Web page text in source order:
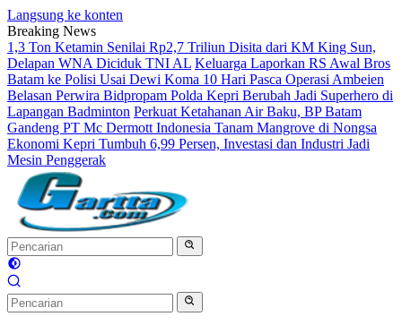
Langsung ke konten
Breaking News
1,3 Ton Ketamin Senilai Rp2,7 Triliun Disita dari KM King Sun,
Delapan WNA Diciduk TNI AL Keluarga Laporkan RS Awal Bros
Batam ke Polisi Usai Dewi Koma 10 Hari Pasca Operasi Ambeien
Belasan Perwira Bidpropam Polda Kepri Berubah Jadi Superhero di
Lapangan Badminton Perkuat Ketahanan Air Baku, BP Batam
Gandeng PT Mc Dermott Indonesia Tanam Mangrove di Nongsa
Ekonomi Kepri Tumbuh 6,99 Persen, Investasi dan Industri Jadi
Mesin Penggerak